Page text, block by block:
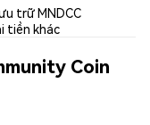
trữ MNDCC
tiền khác
Coin